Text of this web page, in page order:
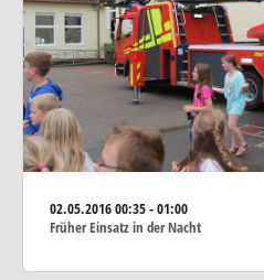
02.05.201600:35 - 01:00
Früher Einsatz in der Nacht